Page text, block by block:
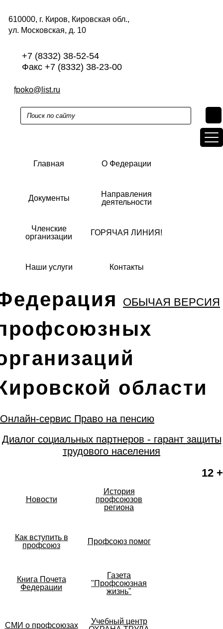
610000, г. Киров, Кировская обл.,
ул. Московская, д. 10
+7 (8332) 38-52-54
Факс +7 (8332) 38-23-00
fpoko@list.ru
Главная О Федерации
Документы
Направления
деятельности
Членские
организации
ГОРЯЧАЯ ЛИНИЯ!
Наши услуги Контакты
ОБЫЧАЯ ВЕРСИЯ
области
Онлайн-сервис Право на пенсию
Диалог социальных партнеров - гарант защиты
трудового населения
12 +
Новости
История
профсоюзов
региона
Как вступить в
профсоюз
Профсоюз помог
Книга Почета
Федерации
Газета
"Профсоюзная
жизнь"
СМИ о профсоюзах
Учебный центр